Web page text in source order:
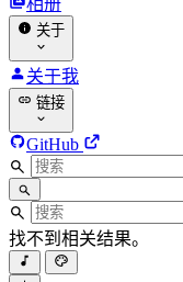
相册
关于
关于我
链接
GitHub
找不到相关结果。